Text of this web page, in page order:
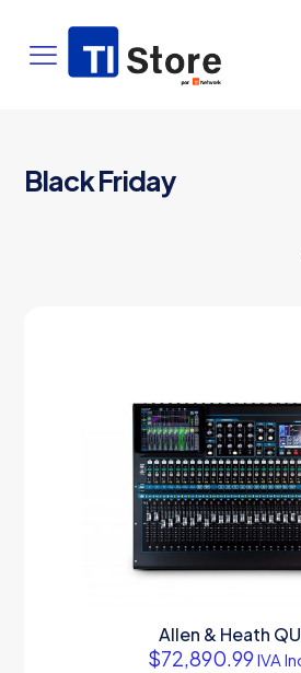
Black Friday
Allen & Heath
$72,890.99 IVA